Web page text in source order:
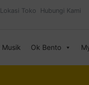
Lokasi Toko
Hubungi Kami
Musik Ok Bento